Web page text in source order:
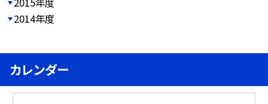
2014年度
カレンダー